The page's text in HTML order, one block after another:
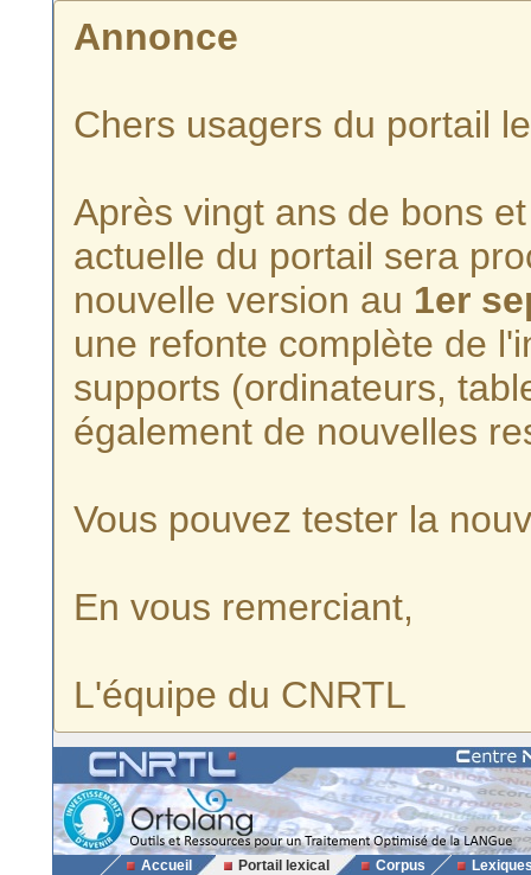
Annonce
Chers usagers du portail
Après vingt ans de bons
actuelle du portail sera
nouvelle version au 1er
une refonte complète de
supports (ordinateurs,
également de nouvelles
Vous pouvez tester la
En vous remerciant,
L'équipe du CNRTL
Accueil Portail lexical Corpus